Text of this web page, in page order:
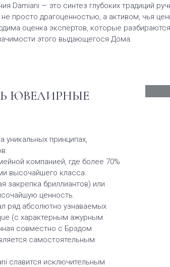
Damiani — это синтез глубоких традиций
просто драгоценностью, а активом, чья
оценка экспертов, которые
этого выдающегося Дома.
ЮВЕЛИРНЫЕ
уникальных принципах,
компанией, где более 70%
высочайшего класса.
закрепка бриллиантов) или
ценность.
ряд абсолютно узнаваемых
(с характерным ажурным
совместно с Брэдом
самостоятельным
славится исключительным